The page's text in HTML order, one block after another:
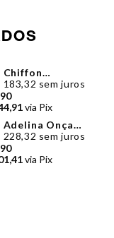
Chiffon
Assimétrico
Fazzolli
183,32 sem juros
via Pix
Onça
228,32 sem juros
via Pix